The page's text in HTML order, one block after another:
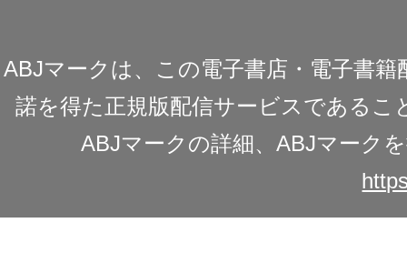
ABJマークは、この電子書店・電子書
諾を得た正規版配信サービスであるこ
ABJマークの詳細、ABJマーク